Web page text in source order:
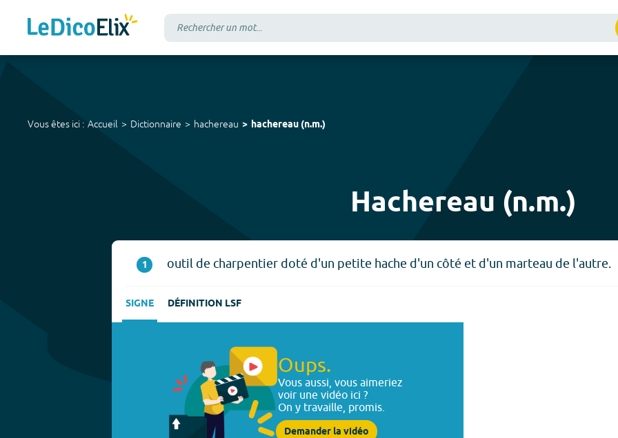
Vous êtes ici : Accueil Dictionnaire hachereau hachereau (n.m.)
Hachereau (n.m.)
1 outil de charpentier doté d'un petite hache d'un côté et d'un marteau de l'autre.
SIGNE DÉFINITION LSF
Oups.
Vous aussi, vous aimeriez
voir une vidéo ici ?
On y travaille, promis.
Demander la vidéo